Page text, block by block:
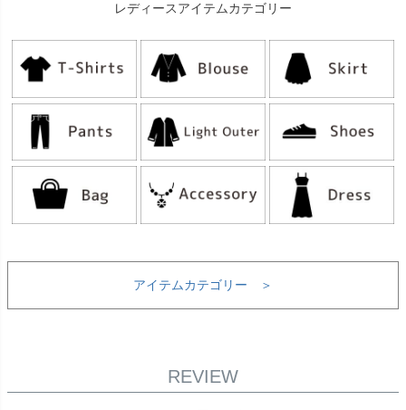
レディースアイテムカテゴリー
アイテムカテゴリー ＞
REVIEW